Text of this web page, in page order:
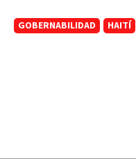
GOBERNABILIDAD HAITÍ